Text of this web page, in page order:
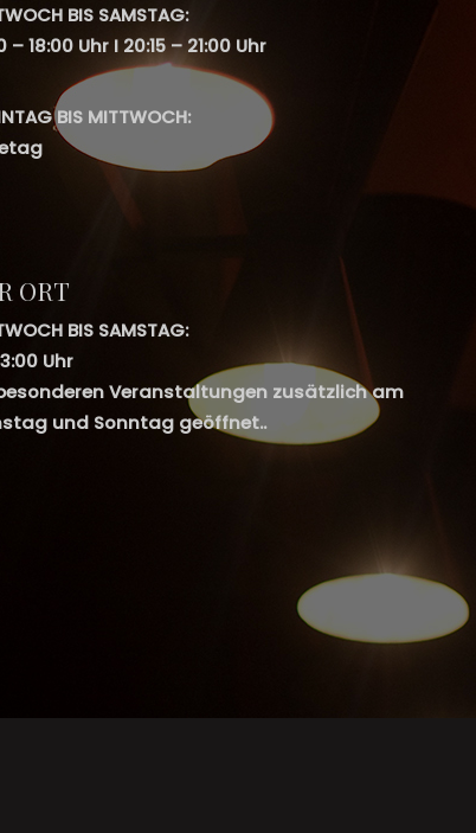
BIS SAMSTAG:
– 18:00 Uhr I 20:15 – 21:00 Uhr
BIS MITTWOCH:
ORT
BIS SAMSTAG:
Uhr
Veranstaltungen zusätzlich am
und Sonntag geöffnet..